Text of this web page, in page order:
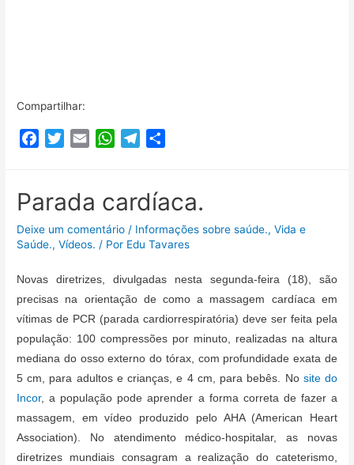
Compartilhar:
e
b
o
o
t
t
e
r
i
l
W
t
s
A
p
p
e
g
r
a
p
a
r
t
r
Parada cardíaca.
Deixe um comentário / Informações sobre saúde.,Vida e
Saúde.,Vídeos. / Por Edu Tavares
Novas diretrizes, divulgadas nesta segunda-feira (18), são
precisas na orientação de como a massagem cardíaca em
vítimas de PCR (parada cardiorrespiratória) deve ser feita pela
população: 100 compressões por minuto, realizadas na altura
mediana do osso externo do tórax, com profundidade exata de
5 cm, para adultos e crianças, e 4 cm, para bebês. No site do
Incor, a população pode aprender a forma correta de fazer a
massagem, em vídeo produzido pelo AHA (American Heart
Association). No atendimento médico-hospitalar, as novas
diretrizes mundiais consagram a realização do cateterismo,